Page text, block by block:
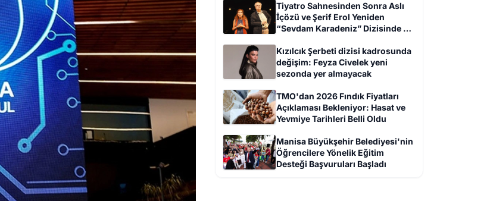
Tiyatro Sahnesinden Sonra Aslı
İçözü ve Şerif Erol Yeniden
“Sevdam Karadeniz” Dizisinde Bir
Kızılcık Şerbeti dizisi kadrosunda
değişim: Feyza Civelek yeni
sezonda yer almayacak
TMO'dan 2026 Fındık Fiyatları
Açıklaması Bekleniyor: Hasat ve
Yevmiye Tarihleri Belli Oldu
Manisa Büyükşehir Belediyesi'nin
Öğrencilere Yönelik Eğitim
Desteği Başvuruları Başladı